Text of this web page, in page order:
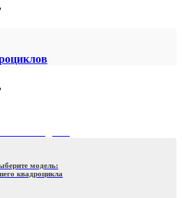
модель:
квадроцикла